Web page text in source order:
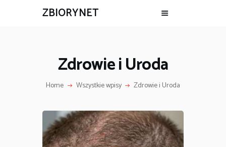
ZBIORYNET
Zdrowie i Uroda
Home Wszystkie wpisy Zdrowie i Uroda